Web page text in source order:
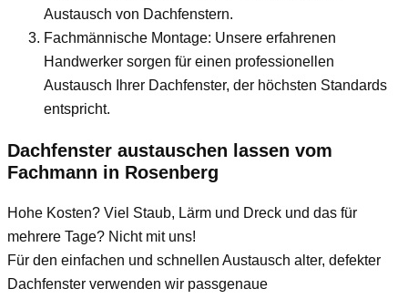
Austausch von Dachfenstern.
Fachmännische Montage: Unsere erfahrenen
Handwerker sorgen für einen professionellen
Austausch Ihrer Dachfenster, der höchsten Standards
entspricht.
Dachfenster austauschen lassen vom
Fachmann in Rosenberg
Hohe Kosten? Viel Staub, Lärm und Dreck und das für
mehrere Tage? Nicht mit uns!
Für den einfachen und schnellen Austausch alter, defekter
Dachfenster verwenden wir passgenaue